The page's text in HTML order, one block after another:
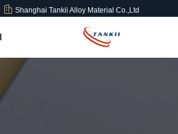
Shanghai Tankii Alloy Material Co.,Ltd